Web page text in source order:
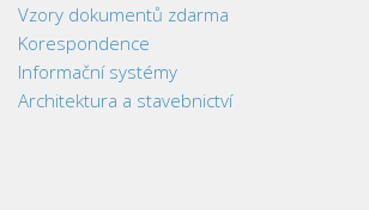
Vzory dokumentů zdarma
Korespondence
Informační systémy
Architektura a stavebnictví